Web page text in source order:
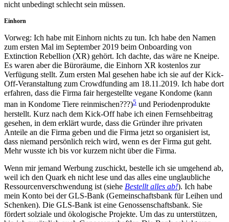
nicht unbedingt schlecht sein müssen.
Einhorn
Vorweg: Ich habe mit Einhorn nichts zu tun. Ich habe den Namen
zum ersten Mal im September 2019 beim Onboarding von
Extinction Rebellion (XR) gehört. Ich dachte, das wäre ne Kneipe.
Es waren aber die Büroräume, die Einhorn XR kostenlos zur
Verfügung stellt. Zum ersten Mal gesehen habe ich sie auf der Kick-
Off-Veranstaltung zum Crowdfunding am 18.11.2019. Ich habe dort
erfahren, dass die Firma fair hergestellte vegane Kondome (kann
man in Kondome Tiere reinmischen???)5 und Periodenprodukte
herstellt. Kurz nach dem Kick-Off habe ich einen Fernsehbeitrag
gesehen, in dem erklärt wurde, dass die Gründer ihre privaten
Anteile an die Firma geben und die Firma jetzt so organisiert ist,
dass niemand persönlich reich wird, wenn es der Firma gut geht.
Mehr wusste ich bis vor kurzem nicht über die Firma.
Wenn mir jemand Werbung zuschickt, bestelle ich sie umgehend ab,
weil ich den Quark eh nicht lese und das alles eine unglaubliche
Ressourcenverschwendung ist (siehe Bestellt alles ab!). Ich habe
mein Konto bei der GLS-Bank (Gemeinschaftsbank für Leihen und
Schenken). Die GLS-Bank ist eine Genossenschaftsbank. Sie
fördert solziale und ökologische Projekte. Um das zu unterstützen,